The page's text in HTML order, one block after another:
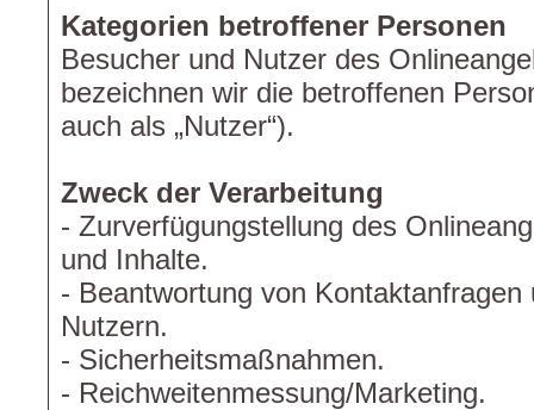
Kategorien betroffener Personen
Besucher und Nutzer des
bezeichnen wir die betroffenen
auch als „Nutzer“).
Zweck der Verarbeitung
- Zurverfügungstellung des
und Inhalte.
- Beantwortung von
Nutzern.
- Sicherheitsmaßnahmen.
- Reichweitenmessung/Marketing.